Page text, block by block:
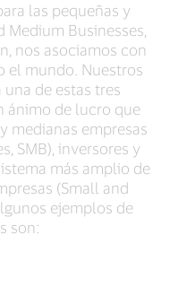
las pequeñas y
Medium Businesses,
nos asociamos con
el mundo. Nuestros
de estas tres
ánimo de lucro que
medianas empresas
SMB), inversores y
más amplio de
(Small and
ejemplos de
son: